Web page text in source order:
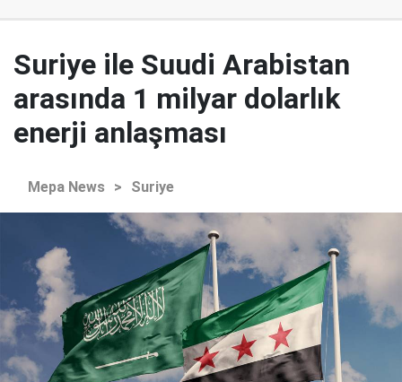
Suriye ile Suudi Arabistan
arasında 1 milyar dolarlık
enerji anlaşması
Mepa News > Suriye